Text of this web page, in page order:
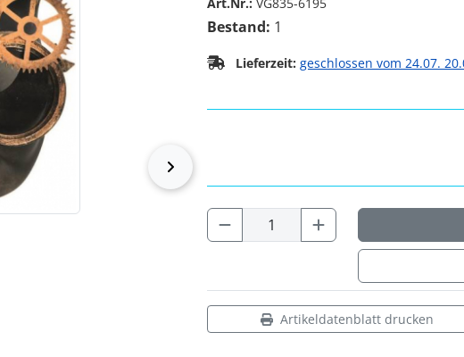
Bestand: 1
Lieferzeit: geschlossen vom 24.07.
Artikeldatenblatt drucken